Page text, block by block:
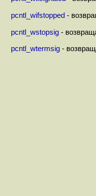
pcntl_wifstopped -
pcntl_wstopsig -
pcntl_wtermsig -